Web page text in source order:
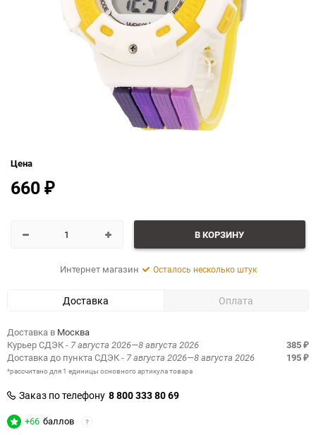
Цена
660 ₽
В КОРЗИНУ
Интернет магазин Осталось несколько штук
Доставка Оплата
Доставка в Москва
Курьер СДЭК- 7 августа 2026—8 августа 2026 385 ₽
Доставка до пункта СДЭК- 7 августа 2026—8 августа 2026 195 ₽
*рассчитано для 1 единицы основного артикула товара
Заказ по телефону 8 800 333 80 69
+66 баллов ?